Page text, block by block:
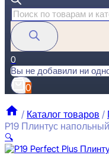
Поиск
товаров
0
Вы не добавили ни
0
/ Каталог товаров /
P19 Плинтус
🔍